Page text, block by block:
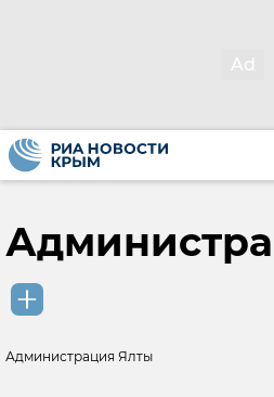
Администрация Ялты